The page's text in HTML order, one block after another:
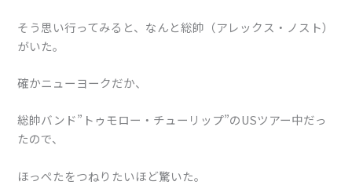
そう思い行ってみると、なんと総帥（アレックス・ノスト）
がいた。
確かニューヨークだか、
総帥バンド”トゥモロー・チューリップ”のUSツアー中だっ
たので、
ほっぺたをつねりたいほど驚いた。